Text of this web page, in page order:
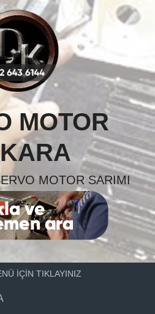
MOTOR
MOTOR SARIMI
İÇİN TIKLAYINIZ